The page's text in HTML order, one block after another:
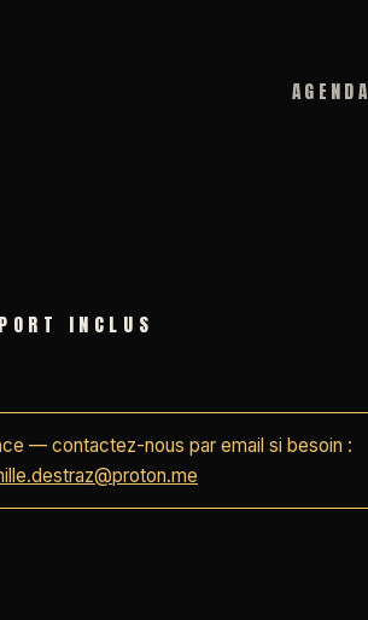
AGENDA
INCLUS
— contactez-nous par email si besoin :